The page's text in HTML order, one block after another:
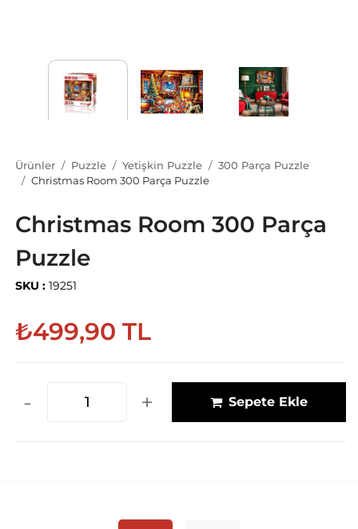
Ürünler Puzzle Yetişkin Puzzle
300 Parça Puzzle
Christmas Room 300 Parça Puzzle
Christmas Room 300 Parça
Puzzle
SKU : 19251
₺499,90 TL
- + Sepete Ekle